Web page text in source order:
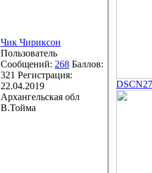
Чик Чириксон
Пользователь
Сообщений: 268 Баллов:
321 Регистрация:
22.04.2019
Архангельская обл
В.Тойма